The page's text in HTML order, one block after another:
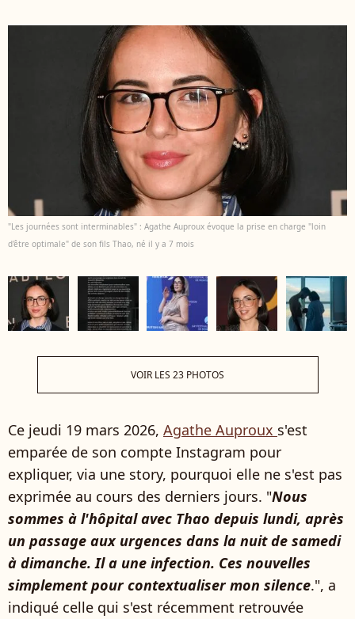
"Les journées sont interminables" : Agathe Auproux évoque la prise en charge "loin
d'être optimale" de son fils Thao, né il y a 7 mois
VOIR LES 23 PHOTOS
Ce jeudi 19 mars 2026, Agathe Auproux s'est
emparée de son compte Instagram pour
expliquer, via une story, pourquoi elle ne s'est pas
exprimée au cours des derniers jours. "Nous
sommes à l'hôpital avec Thao depuis lundi, après
un passage aux urgences dans la nuit de samedi
à dimanche. Il a une infection. Ces nouvelles
simplement pour contextualiser mon silence.", a
indiqué celle qui s'est récemment retrouvée